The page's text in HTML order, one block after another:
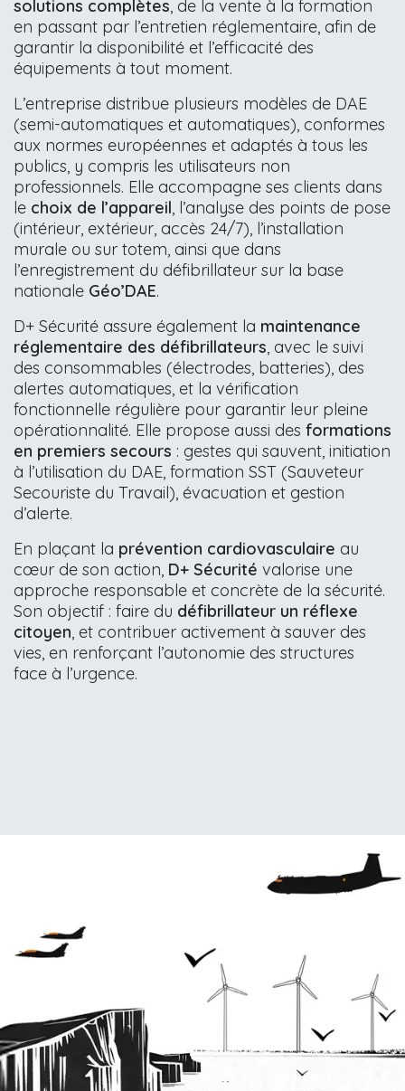
solutions complètes, de la vente à la formation
en passant par l’entretien réglementaire, afin de
garantir la disponibilité et l’efficacité des
équipements à tout moment.
L’entreprise distribue plusieurs modèles de DAE
(semi-automatiques et automatiques), conformes
aux normes européennes et adaptés à tous les
publics, y compris les utilisateurs non
professionnels. Elle accompagne ses clients dans
le choix de l’appareil, l’analyse des points de pose
(intérieur, extérieur, accès 24/7), l’installation
murale ou sur totem, ainsi que dans
l’enregistrement du défibrillateur sur la base
nationale Géo’DAE.
D+ Sécurité assure également la maintenance
réglementaire des défibrillateurs, avec le suivi
des consommables (électrodes, batteries), des
alertes automatiques, et la vérification
fonctionnelle régulière pour garantir leur pleine
opérationnalité. Elle propose aussi des formations
en premiers secours : gestes qui sauvent, initiation
à l’utilisation du DAE, formation SST (Sauveteur
Secouriste du Travail), évacuation et gestion
d’alerte.
En plaçant la prévention cardiovasculaire au
cœur de son action, D+ Sécurité valorise une
approche responsable et concrète de la sécurité.
Son objectif : faire du défibrillateur un réflexe
citoyen, et contribuer activement à sauver des
vies, en renforçant l’autonomie des structures
face à l’urgence.